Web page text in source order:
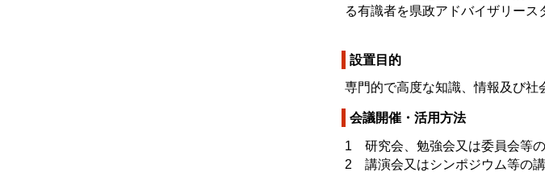
る有識者を県政アドバイザリース
設置目的
専門的で高度な知識、情報及び社
会議開催・活用方法
1 研究会、勉強会又は委員会等
2 講演会又はシンポジウム等の